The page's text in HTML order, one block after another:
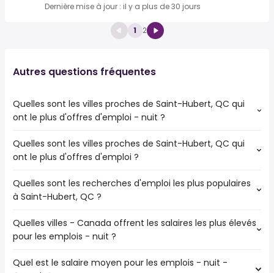
Dernière mise à jour : il y a plus de 30 jours
1 2
Autres questions fréquentes
Quelles sont les villes proches de Saint-Hubert, QC qui
ont le plus d'offres d'emploi - nuit ?
Les villes proches de Saint-Hubert, QC qui ont le plus
d'offres d'emploi - nuit sont :
Longueuil
Brossard
Côte-Saint-Luc
Sainte-Julie
Saint-Constant
Quelles sont les villes proches de Saint-Hubert, QC qui
ont le plus d'offres d'emploi ?
Les 10 villes proches de Saint-Hubert, QC qui ont le plus
d'offres d'emploi sont :
Longueuil
Brossard
Côte-Saint-Luc
Quelles sont les recherches d'emploi les plus populaires
à Saint-Hubert, QC ?
Les 10 recherches d'emploi les plus populaires à Saint-
Hubert, QC sont :
service clientèle
Quelles villes - Canada offrent les salaires les plus élevés
pour les emplois - nuit ?
Les 10 premières villes sont :
Quel est le salaire moyen pour les emplois - nuit -